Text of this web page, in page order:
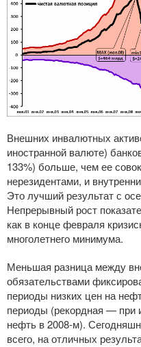
Внешних инвалютных
иностранной валюте)
133%) больше, чем ее
нерезидентами, и
Это лучший результат с
Непрерывный рост
как в конце февраля
многолетнего минимума.
Меньшая разница между
обязательствами
периоды низких цен на
периоды (рекордная — при
нефть в2008-м).
всего, на отличных